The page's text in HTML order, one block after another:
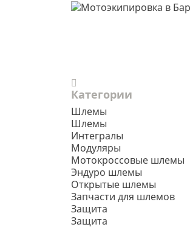
Категории
Шлемы
Шлемы
Интегралы
Модуляры
Мотокроссовые шлемы
Эндуро шлемы
Открытые шлемы
Запчасти для шлемов
Защита
Защита